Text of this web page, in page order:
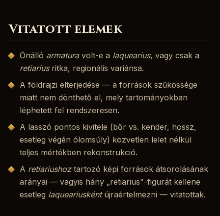
Vitatott elemek
Önálló armaturavolt-e a laquearius, vagy csak a
retiariusritka, regionális variánsa.
A földrajzi elterjedése — a források szűkössége
miatt nem dönthető el, mely tartományokban
léphetett fel rendszeresen.
A lasszó pontos kivitele (bőr vs. kender, hossz,
esetleg végén ólomsúly) közvetlen lelet nélkül
teljes mértékben rekonstrukció.
A retiariushoztartozó képi források átsorolásának
arányai — vagyis hány „retiarius"-figurát kellene
esetleg laqueariuskéntújraértelmezni — vitatottak.